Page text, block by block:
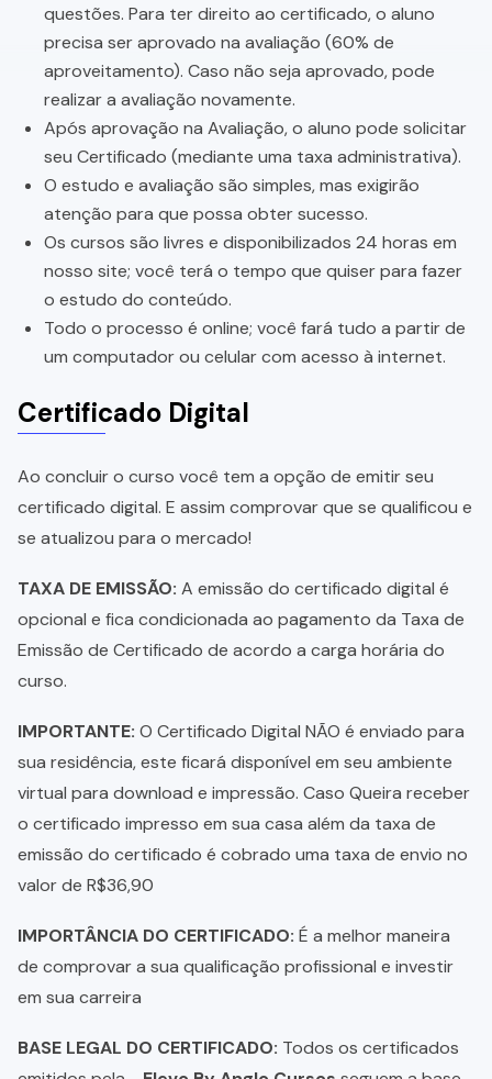
questões. Para ter direito ao certificado, o aluno
precisa ser aprovado na avaliação (60% de
aproveitamento). Caso não seja aprovado, pode
realizar a avaliação novamente.
Após aprovação na Avaliação, o aluno pode solicitar
seu Certificado (mediante uma taxa administrativa).
O estudo e avaliação são simples, mas exigirão
atenção para que possa obter sucesso.
Os cursos são livres e disponibilizados 24 horas em
nosso site; você terá o tempo que quiser para fazer
o estudo do conteúdo.
Todo o processo é online; você fará tudo a partir de
um computador ou celular com acesso à internet.
Certificado Digital
Ao concluir o curso você tem a opção de emitir seu
certificado digital. E assim comprovar que se qualificou e
se atualizou para o mercado!
TAXA DE EMISSÃO: A emissão do certificado digital é
opcional e fica condicionada ao pagamento da Taxa de
Emissão de Certificado de acordo a carga horária do
curso.
IMPORTANTE: O Certificado Digital NÃO é enviado para
sua residência, este ficará disponível em seu ambiente
virtual para download e impressão. Caso Queira receber
o certificado impresso em sua casa além da taxa de
emissão do certificado é cobrado uma taxa de envio no
valor de R$36,90
IMPORTÂNCIA DO CERTIFICADO: É a melhor maneira
de comprovar a sua qualificação profissional e investir
em sua carreira
BASE LEGAL DO CERTIFICADO: Todos os certificados